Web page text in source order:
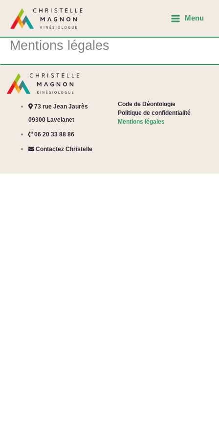
Menu
Mentions légales
73 rue Jean Jaurès
09300 Lavelanet
06 20 33 88 86
Contactez Christelle
Code de Déontologie
Politique de confidentialité
Mentions légales